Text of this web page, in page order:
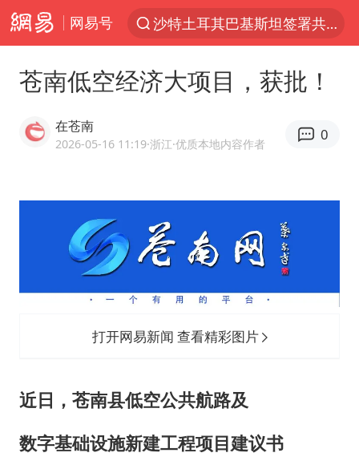
网易号
沙特土耳其巴基斯坦签署共同防务协议
泉州市委书记张毅恭被查
全球首个长时储能一体化产业园量产
四川宜宾市高县4.9级地震致1人死亡
中国女篮70-67险胜尼日利亚女篮
我国外贸延续良好增长态势
苍南低空经济大项目，获批！
在苍南
2026-05-16 11:19·浙江·优质本地内容作者
0
打开网易新闻 查看精彩图片
近日，苍南县低空公共航路及
数字基础设施新建工程项目建议书